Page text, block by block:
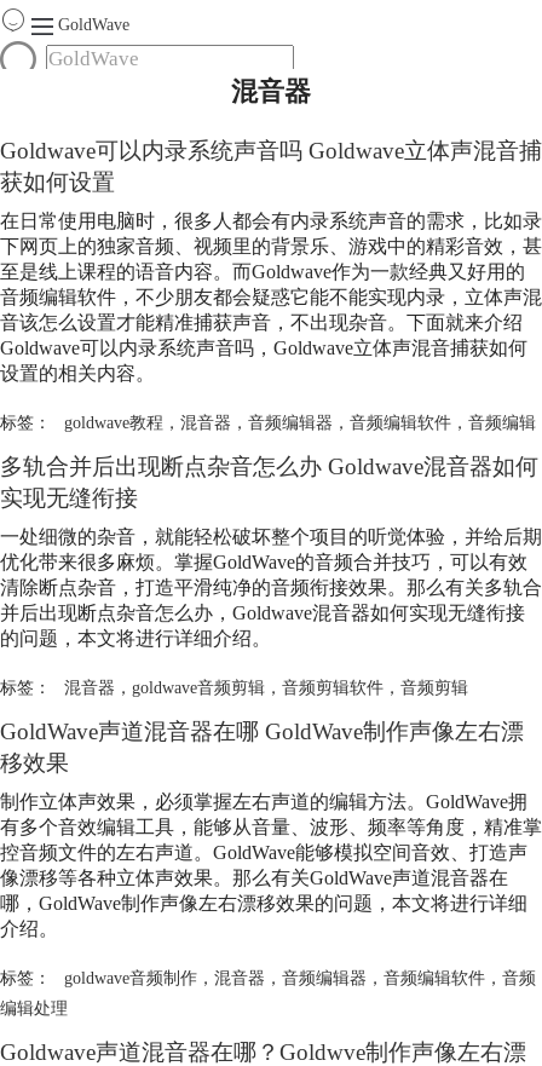
GoldWave
服务
下载
购买
混音器
Goldwave可以内录系统声音吗 Goldwave立体声混音捕
获如何设置
在日常使用电脑时，很多人都会有内录系统声音的需求，比如录
下网页上的独家音频、视频里的背景乐、游戏中的精彩音效，甚
至是线上课程的语音内容。而Goldwave作为一款经典又好用的
音频编辑软件，不少朋友都会疑惑它能不能实现内录，立体声混
音该怎么设置才能精准捕获声音，不出现杂音。下面就来介绍
Goldwave可以内录系统声音吗，Goldwave立体声混音捕获如何
设置的相关内容。
标签： goldwave教程 ， 混音器 ， 音频编辑器 ， 音频编辑软件， 音频编辑
多轨合并后出现断点杂音怎么办 Goldwave混音器如何
实现无缝衔接
一处细微的杂音，就能轻松破坏整个项目的听觉体验，并给后期
优化带来很多麻烦。掌握GoldWave的音频合并技巧，可以有效
清除断点杂音，打造平滑纯净的音频衔接效果。那么有关多轨合
并后出现断点杂音怎么办，Goldwave混音器如何实现无缝衔接
的问题，本文将进行详细介绍。
标签： 混音器 ， goldwave音频剪辑， 音频剪辑软件， 音频剪辑
GoldWave声道混音器在哪 GoldWave制作声像左右漂
移效果
制作立体声效果，必须掌握左右声道的编辑方法。GoldWave拥
有多个音效编辑工具，能够从音量、波形、频率等角度，精准掌
控音频文件的左右声道。GoldWave能够模拟空间音效、打造声
像漂移等各种立体声效果。那么有关GoldWave声道混音器在
哪，GoldWave制作声像左右漂移效果的问题，本文将进行详细
介绍。
标签： goldwave音频制作， 混音器 ， 音频编辑器 ， 音频编辑软件， 音频
编辑处理
Goldwave声道混音器在哪？Goldwve制作声像左右漂